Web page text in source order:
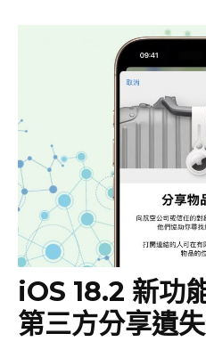
iOS 18.2 新功
第三方分享遺